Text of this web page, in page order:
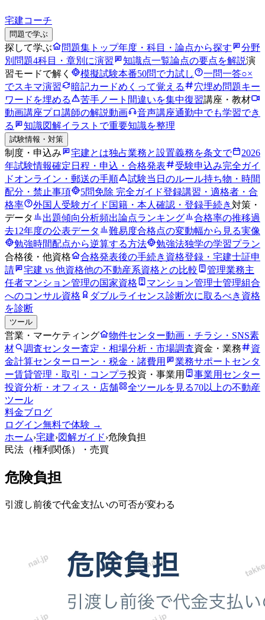
宅建コーチ
問題で学ぶ
探して学ぶ 問題集トップ年度・科目・論点から探す
分野
別問題4科目・章別に演習 知識点一覧論点の要点を解説演
習モードで解く
模擬試験本番50問で力試し 一問一答○×
でスキマ演習
暗記カードめくって覚える 穴埋め問題キー
ワードを埋める
苦手ノート 間違いを集中復習講座・教材
動画講座プロ講師の解説動画 音声講座通勤中でも学習でき
る
知識図解イラストで重要知識を整理
試験情報・対策
制度・申込み 宅建とは独占業務と設置義務を条文で
2026
年試験情報確定日程・申込・合格発表
受験申込み完全ガイ
ドオンライン・郵送の手順 試験当日のルール持ち物・時間
配分・禁止事項
5問免除 完全ガイド登録講習・適格者・合
格率
外国人受験ガイド 国籍・本人確認・登録手続き対策・
データ
出題傾向分析頻出論点ランキング 合格率の推移過
去12年度の公表データ
難易度合格点の変動幅から見る実像
勉強時間配点から逆算する方法 勉強法独学の学習プラン
合格後・他資格
合格発表後の手続き 資格登録・宅建士証申
請
宅建 vs 他資格他の不動産系資格との比較
管理業務主
任者マンション管理の国家資格 マンション管理士管理組合
へのコンサル資格
ダブルライセンス診断次に取るべき資格
を診断
ツール
営業・マーケティング 物件センター動画・チラシ・SNS素
材
調査センター査定・相場分析・市場調査資金・業務
資
金計算センター ローン・税金・諸費用
業務サポートセンタ
ー賃貸管理・取引・コンプラ投資・事業用
事業用センター
投資分析・オフィス・店舗
全ツールを見る70以上の不動産
ツール
料金ブログ
ログイン無料で体験 →
ホーム›宅建›図解ガイド›危険負担
民法（権利関係）
・売買
危険負担
引渡し前後で代金支払いの可否が変わる